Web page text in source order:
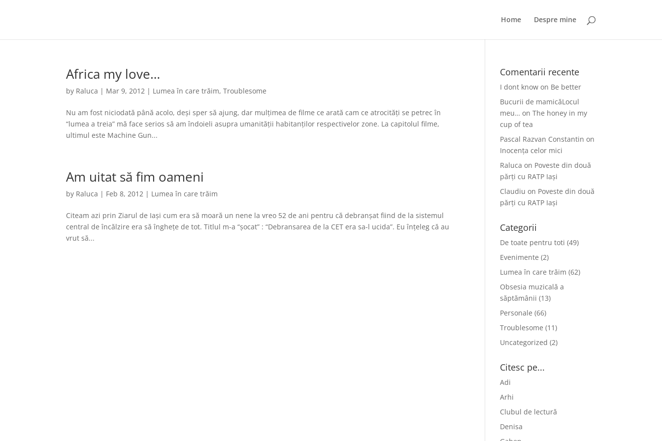
Home Despre mine
Africa my love…
by Raluca | Mar 9, 2012 | Lumea în care trăim,Troublesome
Nu am fost niciodată până acolo, deși sper să ajung, dar mulțimea de filme ce arată cam ce atrocități se petrec în
“lumea a treia” mă face serios să am îndoieli asupra umanității habitanților respectivelor zone. La capitolul filme,
ultimul este Machine Gun...
Am uitat să fim oameni
by Raluca | Feb 8, 2012 | Lumea în care trăim
Citeam azi prin Ziarul de Iași cum era să moară un nene la vreo 52 de ani pentru că debranșat fiind de la sistemul
central de încălzire era să înghețe de tot. Titlul m-a “șocat” : “Debransarea de la CET era sa-l ucida”. Eu înțeleg că au
vrut să...
Comentarii recente
I dont know on Be better
Bucurii de mamicăLocul
meu… onThe honey in my
cup of tea
Pascal Razvan Constantin on
Inocența celor mici
Raluca on Poveste din două
părți cu RATP Iași
Claudiu on Poveste din două
părți cu RATP Iași
Categorii
De toate pentru toti (49)
Evenimente (2)
Lumea în care trăim (62)
Obsesia muzicală a
săptămânii (13)
Personale (66)
Troublesome (11)
Uncategorized (2)
Citesc pe...
Adi
Arhi
Clubul de lectură
Denisa